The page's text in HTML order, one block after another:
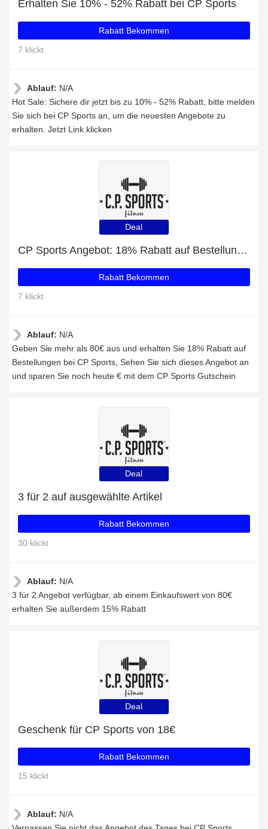
Erhalten Sie 10% - 52% Rabatt bei CP Sports
Rabatt Bekommen
7 klickt
Ablauf: N/A
Hot Sale: Sichere dir jetzt bis zu 10% - 52% Rabatt, bitte melden
Sie sich bei CP Sports an, um die neuesten Angebote zu
erhalten. Jetzt Link klicken
Deal
CP Sports Angebot: 18% Rabatt auf Bestellungen über 80€
Rabatt Bekommen
7 klickt
Ablauf: N/A
Geben Sie mehr als 80€ aus und erhalten Sie 18% Rabatt auf
Bestellungen bei CP Sports, Sehen Sie sich dieses Angebot an
und sparen Sie noch heute € mit dem CP Sports Gutschein
Deal
3 für 2 auf ausgewählte Artikel
Rabatt Bekommen
30 klickt
Ablauf: N/A
3 für 2 Angebot verfügbar, ab einem Einkaufswert von 80€
erhalten Sie außerdem 15% Rabatt
Deal
Geschenk für CP Sports von 18€
Rabatt Bekommen
15 klickt
Ablauf: N/A